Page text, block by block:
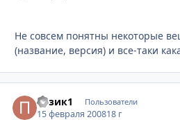
Не совсем понятны некоторые
(название, версия) и все-таки
пузик1 Пользователи
15 февраля 200818 г